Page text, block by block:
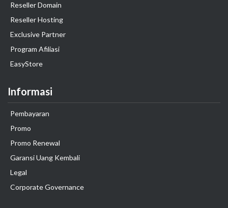
Reseller Domain
Reseller Hosting
Exclusive Partner
Program Afiliasi
EasyStore
Informasi
Pembayaran
Promo
Promo Renewal
Garansi Uang Kembali
Legal
Corporate Governance